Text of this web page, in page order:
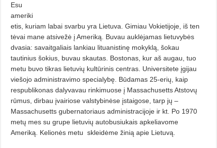
Esu
ameriki
etis, kuriam labai svarbu yra Lietuva. Gimiau Vokietijoje, iš ten
tėvai mane atsivežė į Ameriką. Buvau auklėjamas lietuvybės
dvasia: savaitgaliais lankiau lituanistinę mokyklą, šokau
tautinius šokius, buvau skautas. Bostonas, kur aš augau, tuo
metu buvo tikras lietuvių kultūrinis centras. Universitete įgijau
viešojo administravimo specialybę. Būdamas 25-erių, kaip
respublikonas dalyvavau rinkimuose į Massachusetts Atstovų
rūmus, dirbau įvairiose valstybinėse įstaigose, tarp jų –
Massachusetts gubernatoriaus administracijoje ir kt. Po 1970
metų mes su grupe lietuvių autobusiukais apkeliavome
Ameriką. Kelionės metu skleidėme žinią apie Lietuvą.